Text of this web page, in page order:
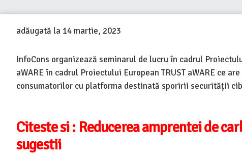
adăugată la 14 martie, 2023
InfoCons organizează seminarul de lucru în cadrul
aWARE în cadrul Proiectului European TRUST aWARE ce
consumatorilor cu platforma destinată sporirii securității
Citeste si : Reducerea amprentei de
sugestii